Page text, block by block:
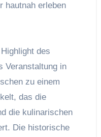
hautnah erleben
des
Veranstaltung in
zu einem
das die
die kulinarischen
Die historische